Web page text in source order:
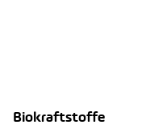
Biokraftstoffe